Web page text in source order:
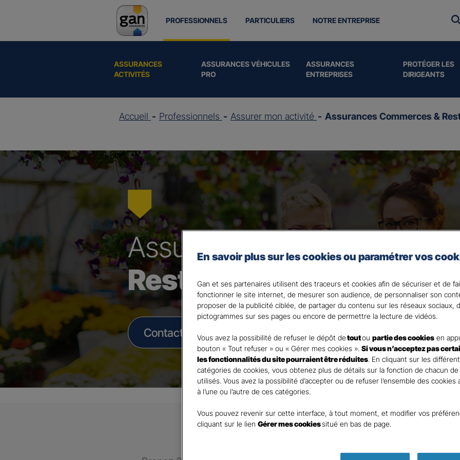
PROFESSIONNELS
ASSURANCES
ACTIVITÉS
ASSURANCES VÉHICULES
PRO
ASSURANCES
ENTREPRISES
PROTÉGER LES
DIRIGEANTS
PARTICULIERS NOTRE ENTREPRISE
Accueil Professionnels Assurer mon activité Assurances Commerces &
AssurancesCommerces
Restaurants
Contacter un Agent
DEMANDE DE DEVIS
En savoir plus sur les cookies ou paramétrer vos
Gan et ses partenaires utilisent des traceurs et cookies afin de sécuriser et de
fonctionner le site internet, de mesurer son audience, de personnaliser son
proposer de la publicité ciblée, de partager du contenu sur les réseaux sociaux,
pictogrammes sur ses pages ou encore de permettre la lecture de vidéos.
Vous avez la possibilité de refuser le dépôt detoutou partie des cookies en
bouton « Tout refuser » ou « Gérer mes cookies ». Si vous n’acceptez pas
les fonctionnalités du site pourraient être réduites. En cliquant sur les
catégories de cookies, vous obtenez plus de détails sur la fonction de chacun
utilisés. Vous avez la possibilité d’accepter ou de refuser l’ensemble des cookies
à l’une ou l’autre de ces catégories.
Vous pouvez revenir sur cette interface, à tout moment, et modifier vos
cliquant sur le lien Gérer mes cookiessitué en bas de page.